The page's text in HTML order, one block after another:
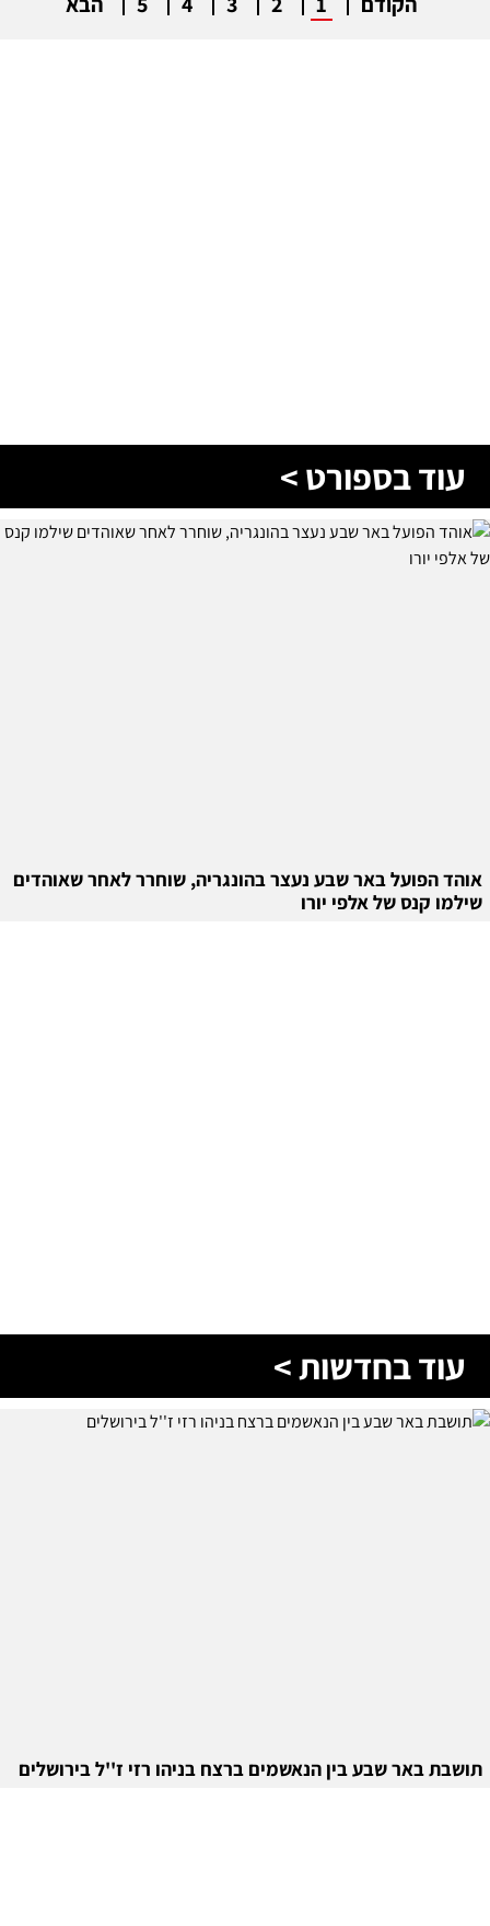
עוד בספורט >
אוהד הפועל באר שבע נעצר בהונגריה, שוחרר לאחר שאוהדים
שילמו קנס של אלפי יורו
עוד בחדשות >
תושבת באר שבע בין הנאשמים ברצח בניהו רזי ז''ל בירושלים